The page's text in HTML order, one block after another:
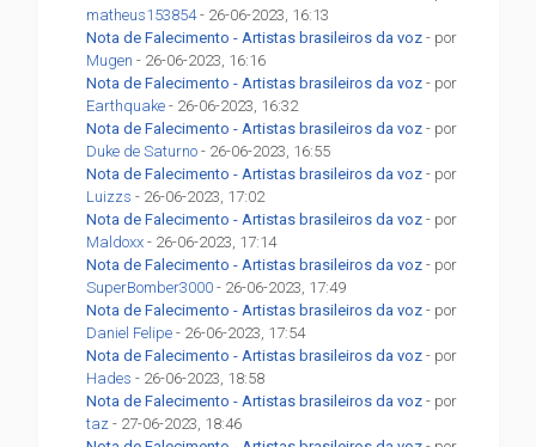
matheus153854- 26-06-2023, 16:13
Nota de Falecimento - Artistas brasileiros da voz - por
Mugen - 26-06-2023, 16:16
Nota de Falecimento - Artistas brasileiros da voz - por
Earthquake - 26-06-2023, 16:32
Nota de Falecimento - Artistas brasileiros da voz - por
Duke de Saturno - 26-06-2023, 16:55
Nota de Falecimento - Artistas brasileiros da voz - por
Luizzs - 26-06-2023, 17:02
Nota de Falecimento - Artistas brasileiros da voz - por
Maldoxx - 26-06-2023, 17:14
Nota de Falecimento - Artistas brasileiros da voz - por
SuperBomber3000 - 26-06-2023, 17:49
Nota de Falecimento - Artistas brasileiros da voz - por
Daniel Felipe - 26-06-2023, 17:54
Nota de Falecimento - Artistas brasileiros da voz - por
Hades - 26-06-2023, 18:58
Nota de Falecimento - Artistas brasileiros da voz - por
taz - 27-06-2023, 18:46